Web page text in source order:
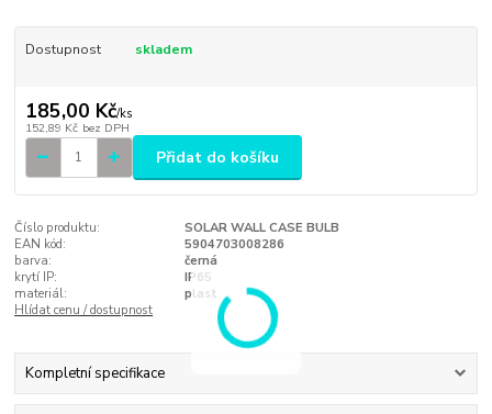
Dostupnost skladem
185,00 Kč/ks
152,89 Kč bez DPH
Přidat do košíku
Číslo produktu:
SOLAR WALL CASE BULB
EAN kód:
5904703008286
barva:
černá
krytí IP:
IP65
materiál:
plast
Hlídat cenu / dostupnost
Kompletní specifikace